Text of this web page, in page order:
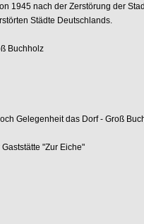
1945 nach der Zerstörung der
Städte Deutschlands.
Buchholz
Gelegenheit das Dorf - Groß
"Zur Eiche"